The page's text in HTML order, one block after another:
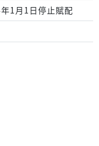
1月1日停止賦配